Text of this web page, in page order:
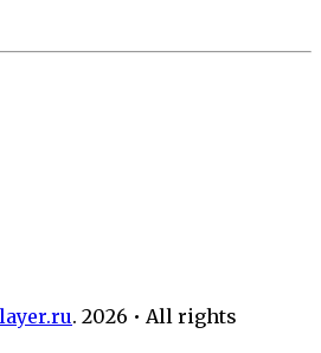
. 2026 • All rights